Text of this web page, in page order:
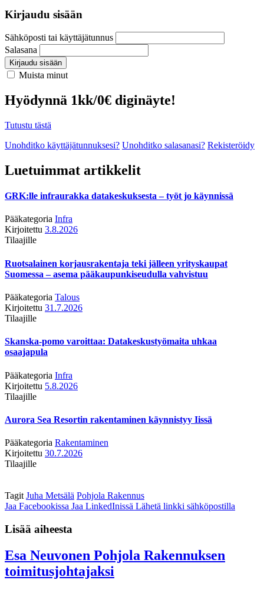
Kirjaudu sisään
Sähköposti tai käyttäjätunnus
Salasana
Kirjaudu sisään
Muista minut
Hyödynnä 1kk/0€ diginäyte!
Tutustu tästä
Unohditko käyttäjätunnuksesi? Unohditko salasanasi? Rekisteröidy
Luetuimmat artikkelit
GRK:lle infraurakka datakeskuksesta – työt jo käynnissä
Pääkategoria Infra
Kirjoitettu 3.8.2026
Tilaajille
Ruotsalainen korjausrakentaja teki jälleen yrityskaupat
Suomessa – asema pääkaupunkiseudulla vahvistuu
Pääkategoria Talous
Kirjoitettu 31.7.2026
Tilaajille
Skanska-pomo varoittaa: Datakeskustyömaita uhkaa
osaajapula
Pääkategoria Infra
Kirjoitettu 5.8.2026
Tilaajille
Aurora Sea Resortin rakentaminen käynnistyy Iissä
Pääkategoria Rakentaminen
Kirjoitettu 30.7.2026
Tilaajille
Tagit Juha Metsälä Pohjola Rakennus
Jaa Facebookissa Jaa LinkedInissä Lähetä linkki sähköpostilla
Lisää aiheesta
Esa Neuvonen Pohjola Rakennuksen
toimitusjohtajaksi